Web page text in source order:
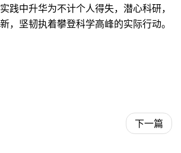
践中升华为不计个人得失，潜心科研，
，坚韧执着攀登科学高峰的实际行动。
下一篇